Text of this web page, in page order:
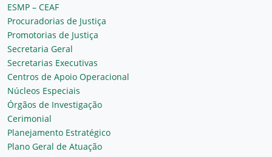
ESMP – CEAF
Procuradorias de Justiça
Promotorias de Justiça
Secretaria Geral
Secretarias Executivas
Centros de Apoio Operacional
Núcleos Especiais
Órgãos de Investigação
Cerimonial
Planejamento Estratégico
Plano Geral de Atuação